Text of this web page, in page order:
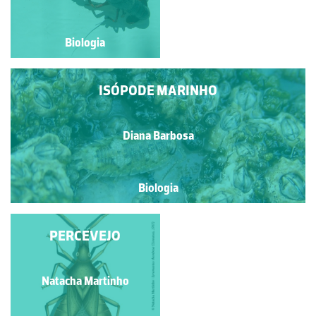
Biologia
Biologia
ISÓPODE MARINHO
Diana Barbosa
Biologia
PERCEBES
Diana Barbosa
PERCEVEJO
Natacha Martinho